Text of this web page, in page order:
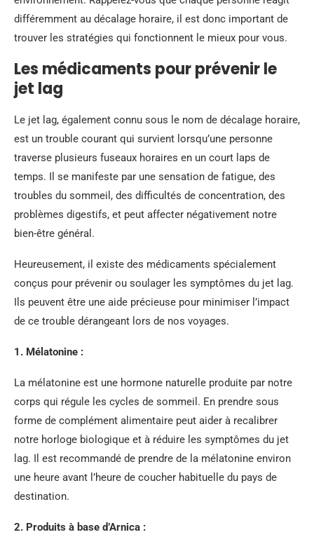
différemment au décalage horaire, il est donc important de
trouver les stratégies qui fonctionnent le mieux pour vous.
Les médicaments pour prévenir le
jet lag
Le jet lag, également connu sous le nom de décalage horaire,
est un trouble courant qui survient lorsqu’une personne
traverse plusieurs fuseaux horaires en un court laps de
temps. Il se manifeste par une sensation de fatigue, des
troubles du sommeil, des difficultés de concentration, des
problèmes digestifs, et peut affecter négativement notre
bien-être général.
Heureusement, il existe des médicaments spécialement
conçus pour prévenir ou soulager les symptômes du jet lag.
Ils peuvent être une aide précieuse pour minimiser l’impact
de ce trouble dérangeant lors de nos voyages.
1. Mélatonine :
La mélatonine est une hormone naturelle produite par notre
corps qui régule les cycles de sommeil. En prendre sous
forme de complément alimentaire peut aider à recalibrer
notre horloge biologique et à réduire les symptômes du jet
lag. Il est recommandé de prendre de la mélatonine environ
une heure avant l’heure de coucher habituelle du pays de
destination.
2. Produits à base d’Arnica :